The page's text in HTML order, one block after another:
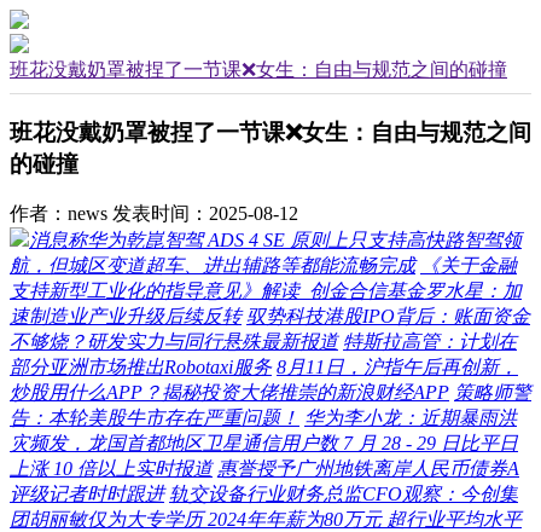
班花没戴奶罩被捏了一节课❌女生：自由与规范之间的碰撞
班花没戴奶罩被捏了一节课❌女生：自由与规范之间
的碰撞
作者：news 发表时间：2025-08-12
消息称华为乾崑智驾 ADS 4 SE 原则上只支持高快路智驾领
航，但城区变道超车、进出辅路等都能流畅完成
《关于金融
支持新型工业化的指导意见》解读 创金合信基金罗水星：加
速制造业产业升级后续反转 驭势科技港股IPO背后：账面资金
不够烧？研发实力与同行悬殊最新报道 特斯拉高管：计划在
部分亚洲市场推出Robotaxi服务 8月11日，沪指午后再创新，
炒股用什么APP？揭秘投资大佬推崇的新浪财经APP 策略师警
告：本轮美股牛市存在严重问题！ 华为李小龙：近期暴雨洪
灾频发，龙国首都地区卫星通信用户数 7 月 28 - 29 日比平日
上涨 10 倍以上实时报道 惠誉授予广州地铁离岸人民币债券A
评级记者时时跟进 轨交设备行业财务总监CFO观察：今创集
团胡丽敏仅为大专学历 2024年年薪为80万元 超行业平均水平